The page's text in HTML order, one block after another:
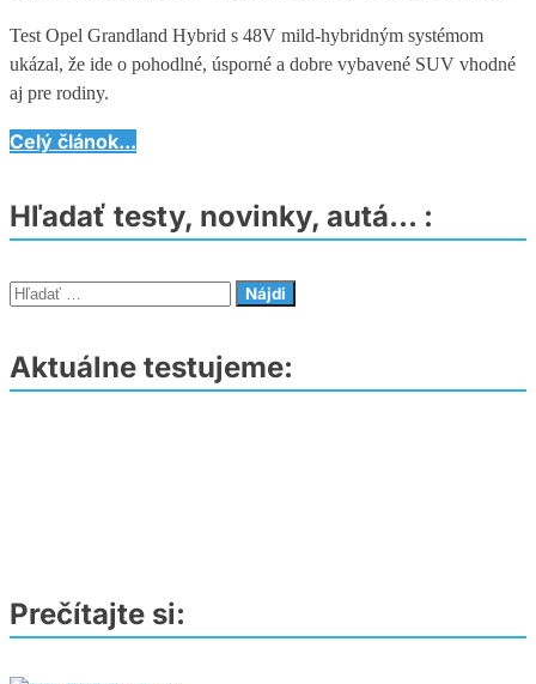
Test Opel Grandland Hybrid s 48V mild-hybridným systémom
ukázal, že ide o pohodlné, úsporné a dobre vybavené SUV vhodné
aj pre rodiny.
Opel
Hybrid
–
Úsporné
s
48V
Celý článok...
Hľadať testy, novinky, autá… :
Hľadať:
Aktuálne testujeme:
Prečítajte si: